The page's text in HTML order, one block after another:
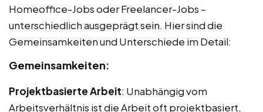
Homeoffice-Jobs oder Freelancer-Jobs –
unterschiedlich ausgeprägt sein. Hier sind die
Gemeinsamkeiten und Unterschiede im Detail:
Gemeinsamkeiten:
Projektbasierte Arbeit: Unabhängig vom
Arbeitsverhältnis ist die Arbeit oft projektbasiert,